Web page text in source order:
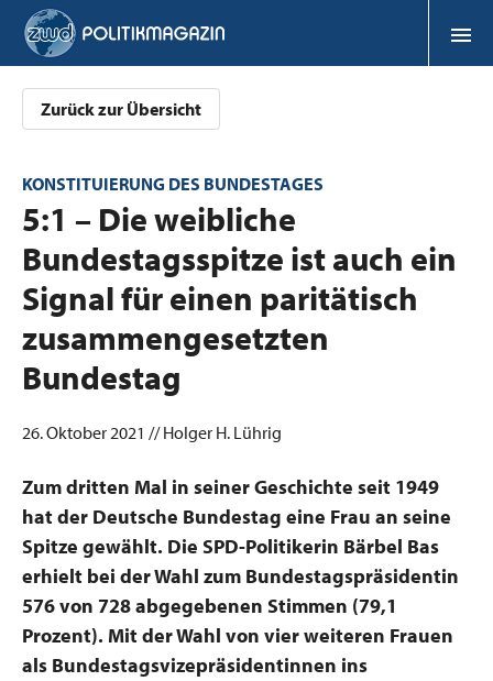
Zurück zur Übersicht
KONSTITUIERUNG DES BUNDESTAGES
5:1 – Die weibliche
Bundestagsspitze ist auch ein
Signal für einen paritätisch
zusammengesetzten
Bundestag
26. Oktober 2021 // Holger H. Lührig
Zum dritten Mal in seiner Geschichte seit 1949
hat der Deutsche Bundestag eine Frau an seine
Spitze gewählt. Die SPD-Politikerin Bärbel Bas
erhielt bei der Wahl zum Bundestagspräsidentin
576 von 728 abgegebenen Stimmen (79,1
Prozent). Mit der Wahl von vier weiteren Frauen
als Bundestagsvizepräsidentinnen ins